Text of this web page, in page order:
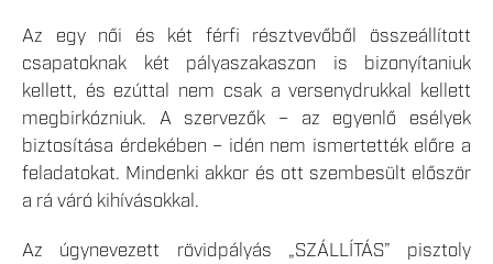
Az egy női és két férfi résztvevőből összeállított
csapatoknak két pályaszakaszon is bizonyítaniuk
kellett, és ezúttal nem csak a versenydrukkal kellett
megbirkózniuk. A szervezők – az egyenlő esélyek
biztosítása érdekében – idén nem ismertették előre a
feladatokat. Mindenki akkor és ott szembesült először
a rá váró kihívásokkal.
Az úgynevezett rövidpályás „SZÁLLÍTÁS” pisztoly